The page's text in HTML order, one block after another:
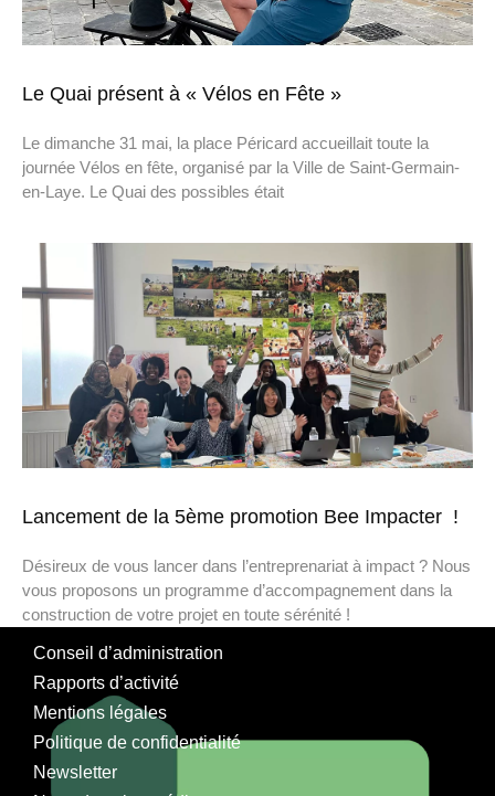
Le Quai présent à « Vélos en Fête »
Le dimanche 31 mai, la place Péricard accueillait toute la
journée Vélos en fête, organisé par la Ville de Saint-Germain-
en-Laye. Le Quai des possibles était
Lancement de la 5ème promotion Bee Impacter !
Désireux de vous lancer dans l’entreprenariat à impact ? Nous
vous proposons un programme d’accompagnement dans la
construction de votre projet en toute sérénité !
Conseil d’administration
Rapports d’activité
Mentions légales
Politique de confidentialité
Newsletter